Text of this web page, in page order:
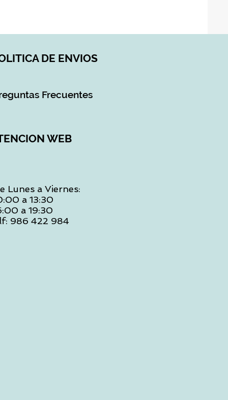
DE ENVIOS
Frecuentes
WEB
Lunes a Viernes:
a 13:30
a 19:30
986 422 984